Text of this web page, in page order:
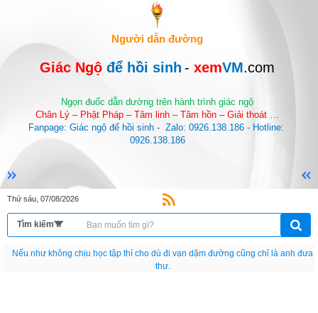
Người dẫn đường
Giác Ngộ để hồi sinh - xemVM.com
Ngọn đuốc dẫn dường trên hành trình giác ngộ
Chân Lý – Phật Pháp – Tâm linh – Tâm hồn – Giải thoát …
Fanpage: Giác ngộ để hồi sinh -  Zalo: 0926.138.186 - Hotline:
0926.138.186
Thứ sáu, 07/08/2026
Nếu như không chịu học tập thì cho dù đi vạn dặm đường cũng chỉ là anh đưa
thư.